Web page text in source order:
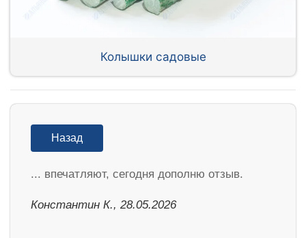
Колышки садовые
Назад
... впечатляют, сегодня дополню отзыв.
Константин К., 28.05.2026